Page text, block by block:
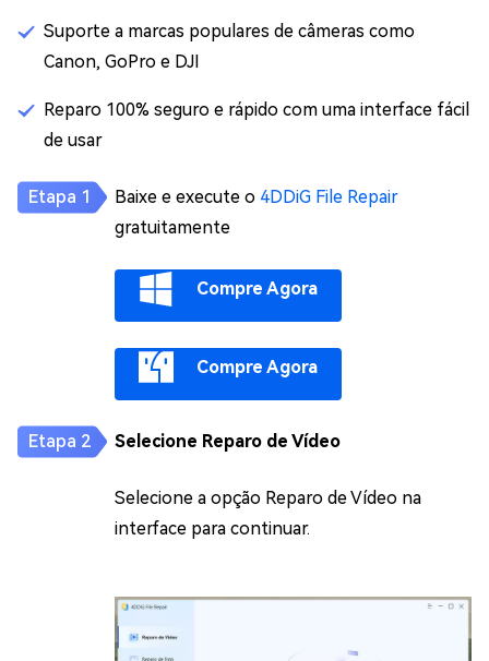
Suporte a marcas populares de câmeras como
Canon, GoPro e DJI
Reparo 100% seguro e rápido com uma interface fácil
de usar
Baixe e execute o 4DDiG File Repair
gratuitamente
Compre Agora
Compre Agora
Selecione Reparo de Vídeo
Selecione a opção Reparo de Vídeo na
interface para continuar.